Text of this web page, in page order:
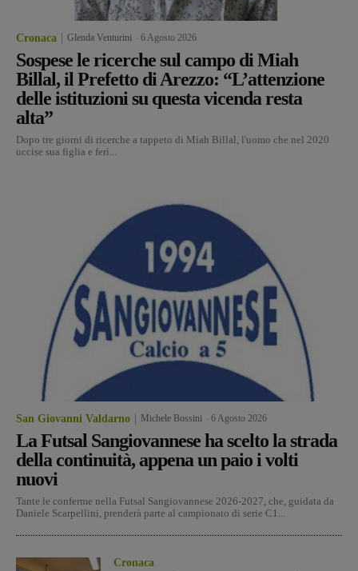
Cronaca Glenda Venturini 6 Agosto 2026
Sospese le ricerche sul campo di Miah
Billal, il Prefetto di Arezzo: “L’attenzione
delle istituzioni su questa vicenda resta
alta”
Dopo tre giorni di ricerche a tappeto di Miah Billal, l'uomo che nel 2020
uccise sua figlia e ferì...
San Giovanni Valdarno Michele Bossini 6 Agosto 2026
La Futsal Sangiovannese ha scelto la strada
della continuità, appena un paio i volti
nuovi
Tante le conferme nella Futsal Sangiovannese 2026-2027, che, guidata da
Daniele Scarpellini, prenderà parte al campionato di serie C1...
Cronaca